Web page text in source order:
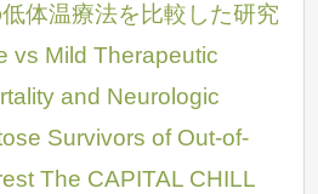
体温療法を比較した研究
vs Mild Therapeutic
and Neurologic
Survivors of Out-of-
The CAPITAL CHILL